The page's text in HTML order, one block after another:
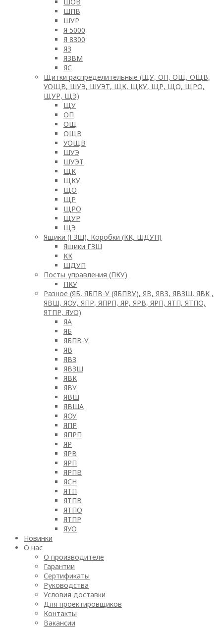
ШПВ
ШУР
Я 5000
Я 8300
ЯЗ
ЯЗВМ
ЯС
Щитки распределительные (ЩУ, ОП, ОЩ, ОЩВ,
УОЩВ, ШУЭ, ШУЭТ, ЩК, ЩКУ, ЩР, ЩО, ЩРО,
ЩУР, ЩЭ)
ЩУ
ОП
ОЩ
ОЩВ
УОЩВ
ШУЭ
ШУЭТ
ЩК
ЩКУ
ЩО
ЩР
ЩРО
ЩУР
ЩЭ
Ящики (ГЗШ), Коробки (КК, ШДУП)
Ящики ГЗШ
КК
ШДУП
Посты управления (ПКУ)
ПКУ
Разное (ЯБ, ЯБПВ-У (ЯБПВУ), ЯВ, ЯВЗ, ЯВЗШ, ЯВК ,
ЯВШ, ЯОУ, ЯПР, ЯПРП, ЯР, ЯРВ, ЯРП, ЯТП, ЯТПО,
ЯТПР, ЯУО)
ЯА
ЯБ
ЯБПВ-У
ЯВ
ЯВЗ
ЯВЗШ
ЯВК
ЯВУ
ЯВШ
ЯВША
ЯОУ
ЯПР
ЯПРП
ЯР
ЯРВ
ЯРП
ЯРПВ
ЯСН
ЯТП
ЯТПВ
ЯТПО
ЯТПР
ЯУО
Новинки
О нас
О производителе
Гарантии
Сертификаты
Руководства
Условия доставки
Для проектировщиков
Контакты
Вакансии